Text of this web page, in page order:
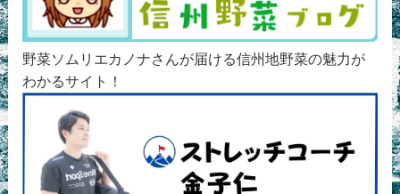
野菜ソムリエカノナさんが届ける信州地野菜の魅力が
わかるサイト！